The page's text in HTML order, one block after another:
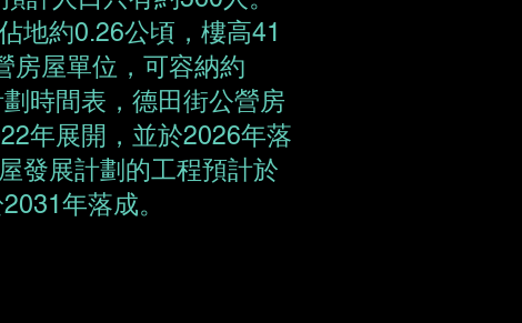
地約0.26公頃，樓高41
房屋單位，可容納約
時間表，德田街公營房
年展開，並於2026年落
發展計劃的工程預計於
年落成。